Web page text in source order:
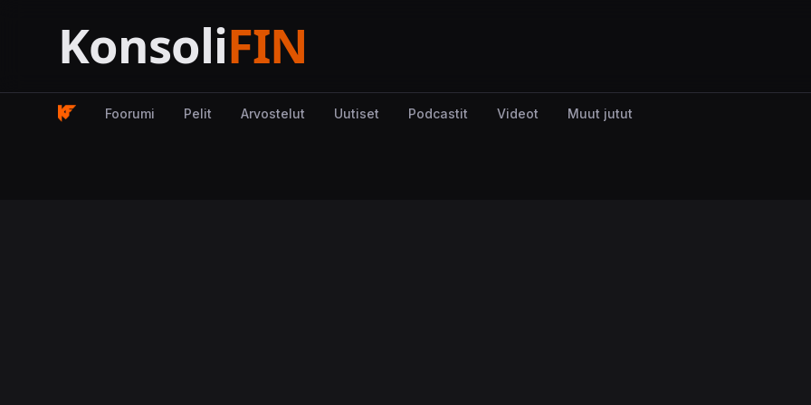
Foorumi Pelit Arvostelut Uutiset Podcastit Videot Muut jutut